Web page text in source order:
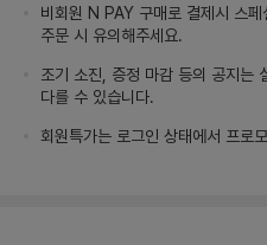
비회원 N PAY 구매로 결제시 스
주문 시 유의해주세요.
조기 소진, 증정 마감 등의 공지는
다를 수 있습니다.
회원특가는 로그인 상태에서 프로